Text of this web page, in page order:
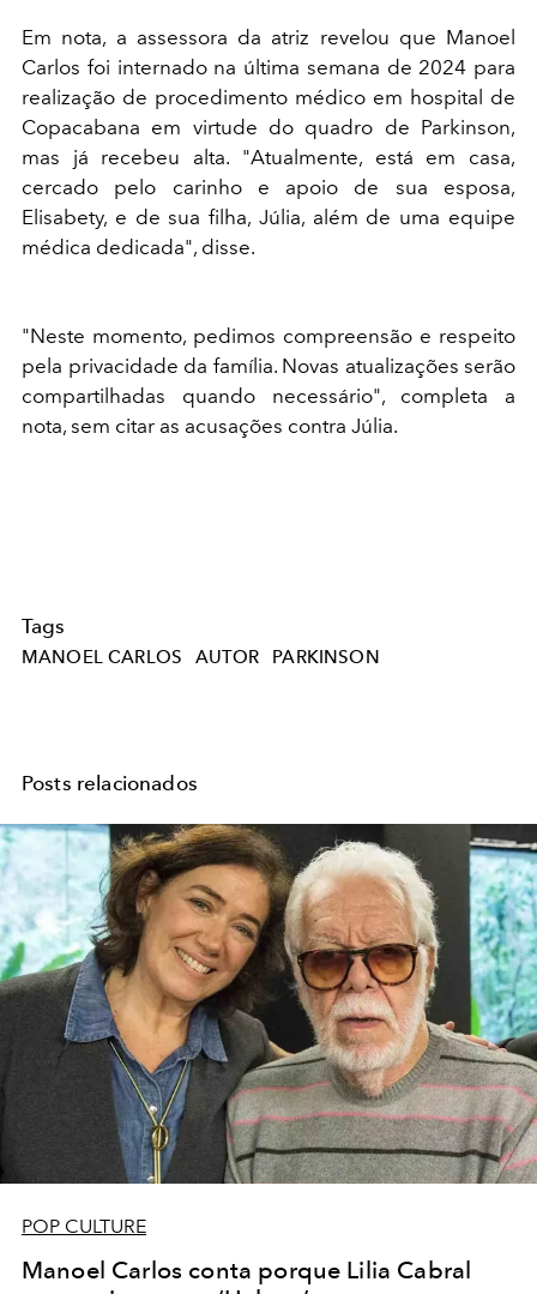
Em nota, a assessora da atriz revelou que Manoel
Carlos foi internado na última semana de 2024 para
realização de procedimento médico em hospital de
Copacabana em virtude do quadro de Parkinson,
mas já recebeu alta. "Atualmente, está em casa,
cercado pelo carinho e apoio de sua esposa,
Elisabety, e de sua filha, Júlia, além de uma equipe
médica dedicada", disse.
"Neste momento, pedimos compreensão e respeito
pela privacidade da família. Novas atualizações serão
compartilhadas quando necessário", completa a
nota, sem citar as acusações contra Júlia.
Tags
MANOEL CARLOS AUTOR PARKINSON
Posts relacionados
POP CULTURE
Manoel Carlos conta porque Lilia Cabral